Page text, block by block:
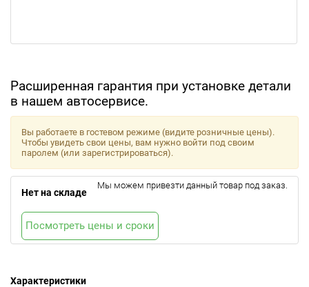
Расширенная гарантия при установке детали
в нашем автосервисе.
Характеристики
Вы работаете в гостевом режиме (видите розничные цены).
Чтобы увидеть свои цены, вам нужно войти под своим
паролем (или зарегистрироваться).
Нет на складе
Мы можем привезти данный товар под заказ.
Посмотреть цены и сроки